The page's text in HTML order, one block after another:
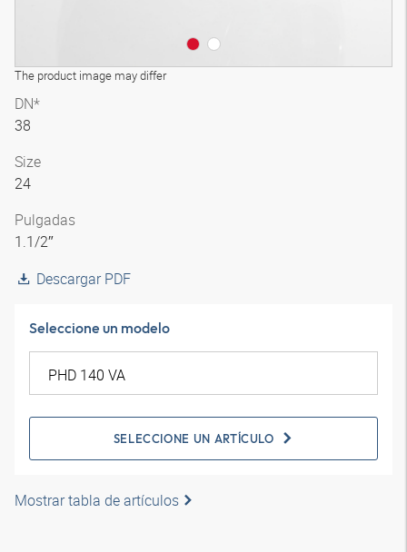
The product image may differ
DN*
38
Size
24
Pulgadas
1.1/2″
Descargar PDF
Seleccione un modelo
SELECCIONE UN ARTÍCULO
Mostrar tabla de artículos